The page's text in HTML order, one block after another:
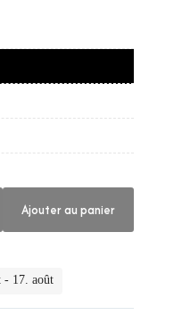
Ajouter au panier
- 17. août